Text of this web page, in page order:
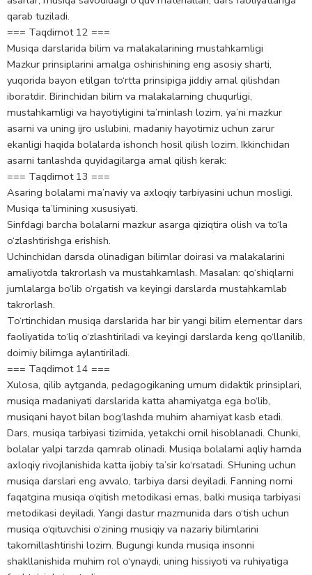
qarab tuziladi.
=== Taqdimot 12 ===
Musiqa darslarida bilim va malakalarining mustahkamligi
Mazkur prinsiplarini amalga oshirishining eng asosiy sharti,
yuqorida bayon etilgan to‘rtta prinsipiga jiddiy amal qilishdan
iboratdir. Birinchidan bilim va malakalarning chuqurligi,
mustahkamligi va hayotiyligini ta’minlash lozim, ya’ni mazkur
asarni va uning ijro uslubini, madaniy hayotimiz uchun zarur
ekanligi haqida bolalarda ishonch hosil qilish lozim. Ikkinchidan
asarni tanlashda quyidagilarga amal qilish kerak:
=== Taqdimot 13 ===
Asaring bolalami ma’naviy va axloqiy tarbiyasini uchun mosligi.
Musiqa ta’limining xususiyati.
Sinfdagi barcha bolalarni mazkur asarga qiziqtira olish va to‘la
o‘zlashtirishga erishish.
Uchinchidan darsda olinadigan bilimlar doirasi va malakalarini
amaliyotda takrorlash va mustahkamlash. Masalan: qo‘shiqlarni
jumlalarga bo‘lib o‘rgatish va keyingi darslarda mustahkamlab
takrorlash.
To‘rtinchidan musiqa darslarida har bir yangi bilim elementar dars
faoliyatida to‘liq o‘zlashtiriladi va keyingi darslarda keng qo‘llanilib,
doimiy bilimga aylantiriladi.
=== Taqdimot 14 ===
Xulosa, qilib aytganda, pedagogikaning umum didaktik prinsiplari,
musiqa madaniyati darslarida katta ahamiyatga ega bo‘lib,
musiqani hayot bilan bog‘lashda muhim ahamiyat kasb etadi.
Dars, musiqa tarbiyasi tizimida, yetakchi omil hisoblanadi. Chunki,
bolalar yalpi tarzda qamrab olinadi. Musiqa bolalami aqliy hamda
axloqiy rivojlanishida katta ijobiy ta’sir ko‘rsatadi. SHuning uchun
musiqa darslari eng avvalo, tarbiya darsi deyiladi. Fanning nomi
faqatgina musiqa o‘qitish metodikasi emas, balki musiqa tarbiyasi
metodikasi deyiladi. Yangi dastur mazmunida dars o‘tish uchun
musiqa o‘qituvchisi o‘zining musiqiy va nazariy bilimlarini
takomillashtirishi lozim. Bugungi kunda musiqa insonni
shakllanishida muhim rol o‘ynaydi, uning hissiyoti va ruhiyatiga